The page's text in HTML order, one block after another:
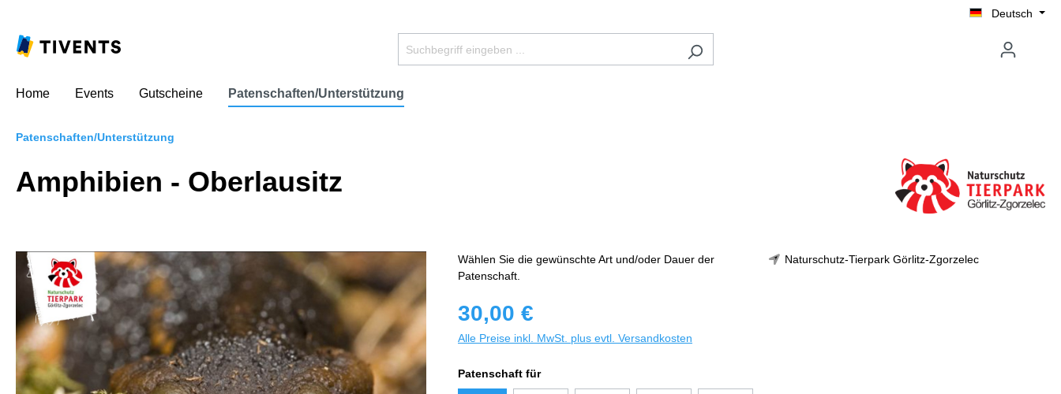
Deutsch
Home Events Gutscheine Patenschaften/Unterstützung
Patenschaften/Unterstützung
Amphibien - Oberlausitz
Wählen Sie die gewünschte Art und/oder Dauer der
Patenschaft.
Naturschutz-Tierpark Görlitz-Zgorzelec
30,00 €
Alle Preise inkl. MwSt. plus evtl. Versandkosten
Patenschaft für